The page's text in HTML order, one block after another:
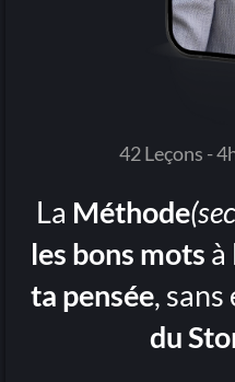
42 Leçons -
La Méthode
les bons mots à
ta pensée,
du